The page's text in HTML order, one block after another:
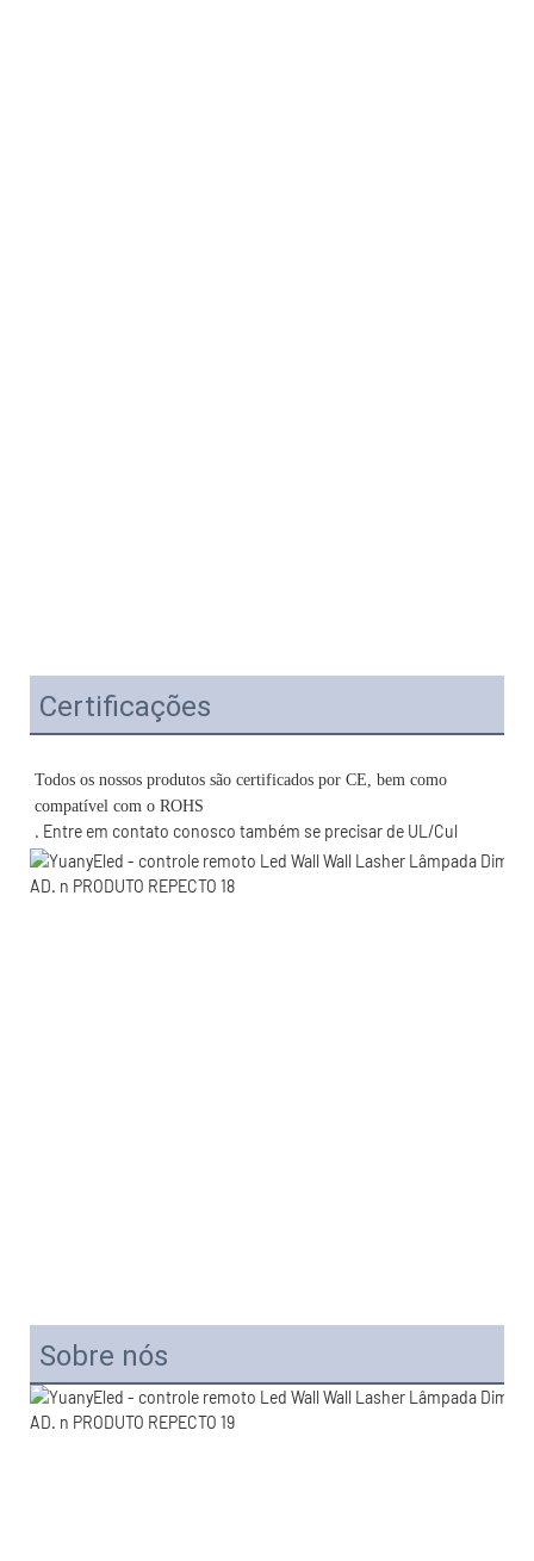
Certificações
Todos os nossos produtos são certificados por CE, bem como
. Entre em contato conosco também se precisar de UL/Cul
Sobre nós